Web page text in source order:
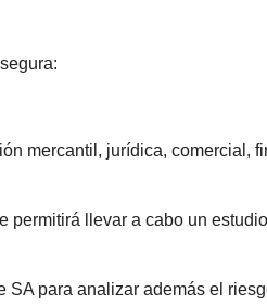
mercantil, jurídica, comercial,
permitirá llevar a cabo un
para analizar además el